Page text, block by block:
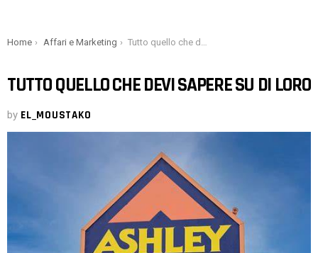
You are here:
Home Affari e Marketing Tutto quello che devi sapere su di loro
TUTTO QUELLO CHE DEVI SAPERE SU DI LORO
by EL_MOUSTAKO